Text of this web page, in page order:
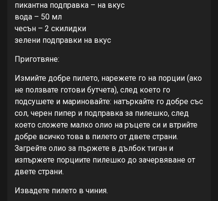
пикантна подправка – на вкус
вода – 50 мл
чесън – 2 скилидки
зелени подправки на вкус
Приготвяне:
Измийте добре пилето, нарежете го на порции (ако
не ползвате готови бутчета), след което го
подсушете и мариновайте: натъркайте го добре със
сол, черен пипер и подправка за пилешко, след
което сложете малко олио на ръцете си и втрийте
добре всичко това в пилето от двете страни.
Загрейте олио за пържете в дълбок тиган и
изпържете порциите пилешко до зачервяване от
двете страни.
Извадете пилето в чиния.